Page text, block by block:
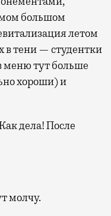
большом
летом
в тени — студентки
тут больше
хороши) и
дела! После
молчу.